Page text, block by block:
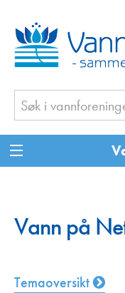
Vann på
Temaoversikt